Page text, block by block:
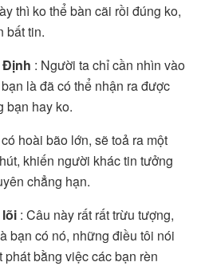
thì ko thể bàn cãi rồi đúng ko,
bất tin.
Định : Người ta chỉ cần nhìn vào
là đã có thể nhận ra được
bạn hay ko.
hoài bão lớn, sẽ toả ra một
khiến người khác tin tưởng
chẳng hạn.
: Câu này rất rất trừu tượng,
bạn có nó, những điều tôi nói
bằng việc các bạn rèn